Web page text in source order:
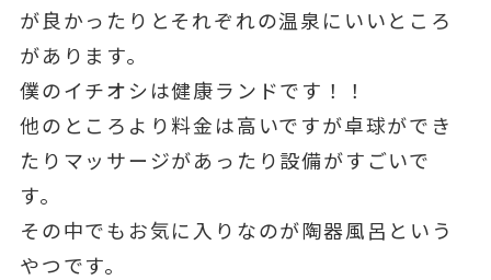
が良かったりとそれぞれの温泉にいいところ
があります。
僕のイチオシは健康ランドです！！
他のところより料金は高いですが卓球ができ
たりマッサージがあったり設備がすごいで
す。
その中でもお気に入りなのが陶器風呂という
やつです。